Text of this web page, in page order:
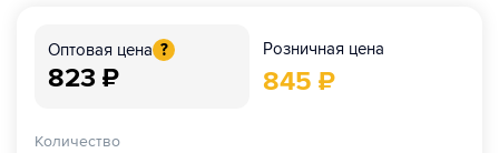
Оптовая цена ?
823 ₽
Розничная цена
845 ₽
Количество